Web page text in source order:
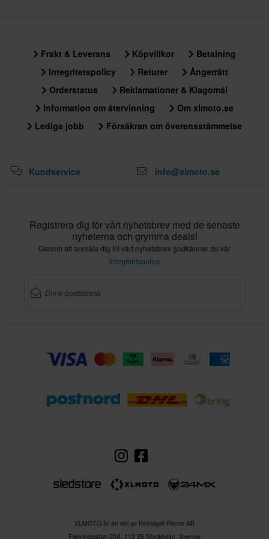
Frakt & Leverans Köpvillkor
Betalning
Integritetspolicy
Returer
Ångerrätt
Orderstatus
Reklamationer & Klagomål
Information om återvinning
Om xlmoto.se
Lediga jobb
Försäkran om överensstämmelse
Kundservice info@xlmoto.se
Registrera dig för vårt nyhetsbrev med de senaste
nyheterna och grymma deals!
Genom att anmäla dig till vårt nyhetsbrev godkänner du vår
Integritetspolicy
XLMOTO är en del av företaget Pierce AB
Fleminggatan 20A, 112 26 Stockholm, Sverige